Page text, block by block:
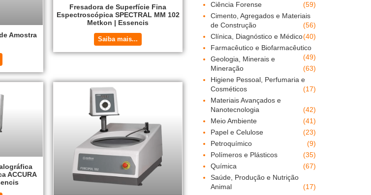
Amostra
Fresadora de Superfície Fina
Espectroscópica SPECTRAL MM 102
Metkon | Essencis
Saiba mais...
ACCURA
Ciência Forense
(59)
Cimento, Agregados e Materiais
de Construção
(56)
Clínica, Diagnóstico e Médico(40)
Farmacêutico e Biofarmacêutico
(49)
Geologia, Minerais e
Mineração
(63)
Higiene Pessoal, Perfumaria e
Cosméticos
(17)
Materiais Avançados e
Nanotecnologia
(42)
Meio Ambiente
(41)
Papel e Celulose
(23)
Petroquímico
(9)
Polímeros e Plásticos
(35)
Química
(67)
Saúde, Produção e Nutrição
Animal
(17)